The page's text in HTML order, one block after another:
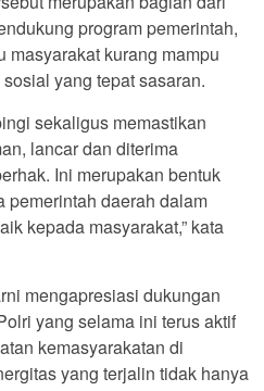
program pemerintah,
masyarakat kurang mampu
yang tepat sasaran.
sekaligus memastikan
lancar dan diterima
Ini merupakan bentuk
pemerintah daerah dalam
kepada masyarakat,” kata
mengapresiasi dukungan
yang selama ini terus aktif
kemasyarakatan di
yang terjalin tidak hanya